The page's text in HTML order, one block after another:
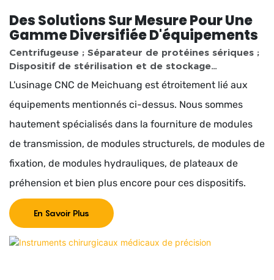
Des Solutions Sur Mesure Pour Une
Gamme Diversifiée D'équipements
Centrifugeuse ; Séparateur de protéines sériques ;
Dispositif de stérilisation et de stockage
d'échantillons ; Dispositif de collecte et de
stockage d'échantillons
L'usinage CNC de Meichuang est étroitement lié aux
équipements mentionnés ci-dessus. Nous sommes
hautement spécialisés dans la fourniture de modules
de transmission, de modules structurels, de modules de
fixation, de modules hydrauliques, de plateaux de
préhension et bien plus encore pour ces dispositifs.
En Savoir Plus